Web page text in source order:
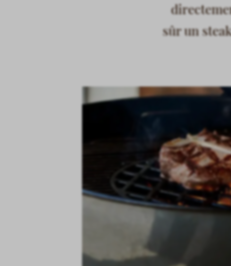
sûr un